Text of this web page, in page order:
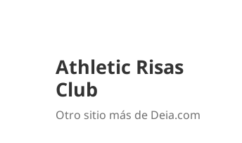
Athletic Risas
Club
Otro sitio más de Deia.com